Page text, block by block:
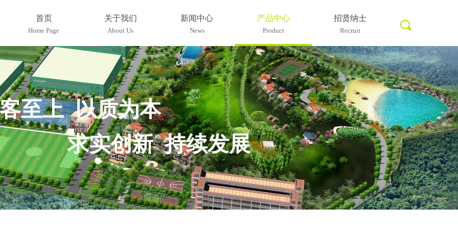
标签0
끠
首页 关于我们 新闻中心 产品中心 招贤纳士
Home Page About Us News Product Recruit
求实创新 持续发展
至上 以质为本